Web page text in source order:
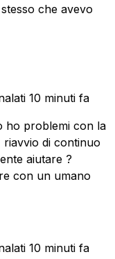
che avevo
10 minuti fa
ho problemi con la
riavvio di continuo
aiutare ?
con un umano
10 minuti fa